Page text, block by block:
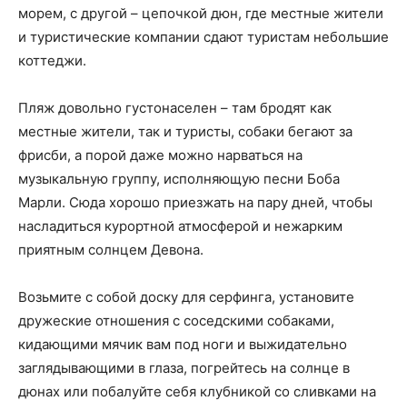
морем, с другой – цепочкой дюн, где местные жители
и туристические компании сдают туристам небольшие
коттеджи.
Пляж довольно густонаселен – там бродят как
местные жители, так и туристы, собаки бегают за
фрисби, а порой даже можно нарваться на
музыкальную группу, исполняющую песни Боба
Марли. Сюда хорошо приезжать на пару дней, чтобы
насладиться курортной атмосферой и нежарким
приятным солнцем Девона.
Возьмите с собой доску для серфинга, установите
дружеские отношения с соседскими собаками,
кидающими мячик вам под ноги и выжидательно
заглядывающими в глаза, погрейтесь на солнце в
дюнах или побалуйте себя клубникой со сливками на